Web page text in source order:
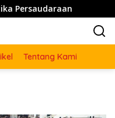
Tentang Kami